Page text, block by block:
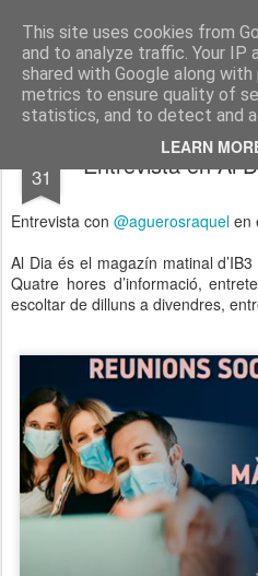
This site uses cookies from
and to analyze traffic. Your IP
shared with Google along
metrics to ensure quality of
statistics, and to detect and
LEARN
menos tecnología y
Pages
31 Entrevista en Al
Entrevista con @aguerosraquel en
Al Dia és el magazín matinal
Quatre hores d’informació,
escoltar de dilluns a divendres,